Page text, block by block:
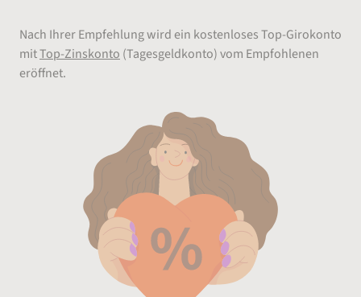
Nach Ihrer Empfehlung wird ein kostenloses Top-Girokonto
mitTop-Zinskonto (Tagesgeldkonto) vom Empfohlenen
eröffnet.